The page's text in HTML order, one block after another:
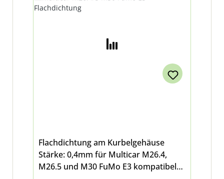
Flachdichtung am Kurbelgehäuse
Stärke: 0,4mm für Multicar M26.4,
M26.5 und M30 FuMo E3 kompatibel